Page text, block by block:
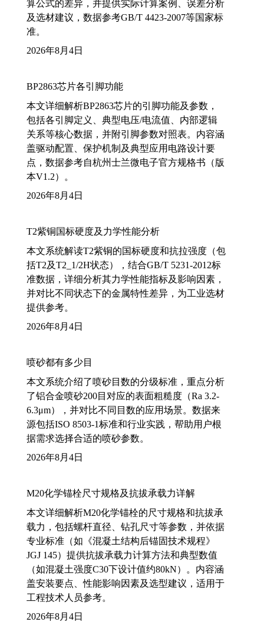
算公式的差异，并提供实际计算案例、误差分析
及选材建议，数据参考GB/T 4423-2007等国家标
准。
2026年8月4日
BP2863芯片各引脚功能
本文详细解析BP2863芯片的引脚功能及参数，
包括各引脚定义、典型电压/电流值、内部逻辑
关系等核心数据，并附引脚参数对照表。内容涵
盖驱动配置、保护机制及典型应用电路设计要
点，数据参考自杭州士兰微电子官方规格书（版
本V1.2）。
2026年8月4日
T2紫铜国标硬度及力学性能分析
本文系统解读T2紫铜的国标硬度和抗拉强度（包
括T2及T2_1/2H状态），结合GB/T 5231-2012标
准数据，详细分析其力学性能指标及影响因素，
并对比不同状态下的金属特性差异，为工业选材
提供参考。
2026年8月4日
喷砂都有多少目
本文系统介绍了喷砂目数的分级标准，重点分析
了铝合金喷砂200目对应的表面粗糙度（Ra 3.2-
6.3μm），并对比不同目数的应用场景。数据来
源包括ISO 8503-1标准和行业实践，帮助用户根
据需求选择合适的喷砂参数。
2026年8月4日
M20化学锚栓尺寸规格及抗拔承载力详解
本文详细解析M20化学锚栓的尺寸规格和抗拔承
载力，包括螺杆直径、钻孔尺寸等参数，并依据
专业标准（如《混凝土结构后锚固技术规程》
JGJ 145）提供抗拔承载力计算方法和典型数值
（如混凝土强度C30下设计值约80kN）。内容涵
盖安装要点、性能影响因素及选型建议，适用于
工程技术人员参考。
2026年8月4日